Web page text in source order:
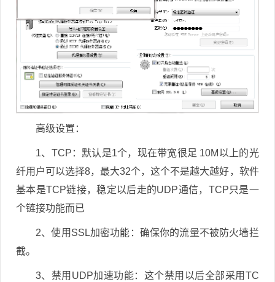
高级设置：
1、TCP：默认是1个，现在带宽很足 10M以上的光
纤用户可以选择8，最大32个，这个不是越大越好，软件
基本是TCP链接，稳定以后走的UDP通信，TCP只是一
个链接功能而已
2、使用SSL加密功能：确保你的流量不被防火墙拦
截。
3、禁用UDP加速功能：这个禁用以后全部采用TC